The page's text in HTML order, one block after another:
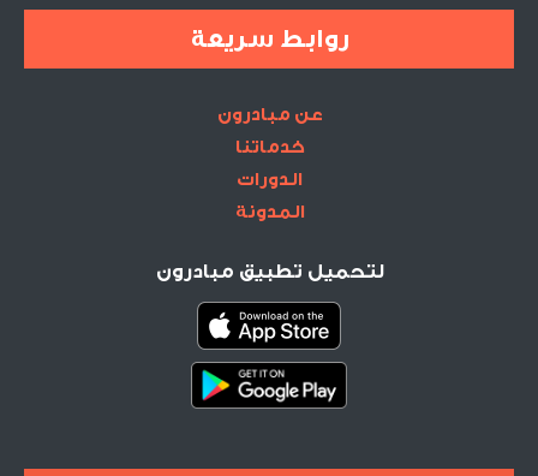
روابط سريعة
عن مبادرون
خدماتنا
الدورات
المدونة
لتحميل تطبيق مبادرون